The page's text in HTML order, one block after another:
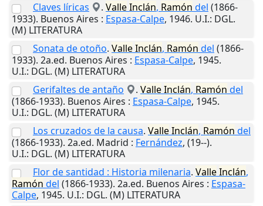
Claves líricas
. ValleInclán, Ramón del (1866-
1933). Buenos Aires : Espasa-Calpe, 1946. U.I.: DGL.
(M) LITERATURA
Sonata de otoño. ValleInclán, Ramón del (1866-
1933). 2a.ed. Buenos Aires : Espasa-Calpe, 1945.
U.I.: DGL. (M) LITERATURA
Gerifaltes de antaño
. ValleInclán, Ramón del
(1866-1933). Buenos Aires : Espasa-Calpe, 1945.
U.I.: DGL. (M) LITERATURA
Los cruzados de la causa. ValleInclán, Ramón del
(1866-1933). 2a.ed. Madrid : Fernández, (19--).
U.I.: DGL. (M) LITERATURA
Flor de santidad : Historia milenaria. ValleInclán,
Ramón del (1866-1933). 2a.ed. Buenos Aires : Espasa-
Calpe, 1945. U.I.: DGL. (M) LITERATURA